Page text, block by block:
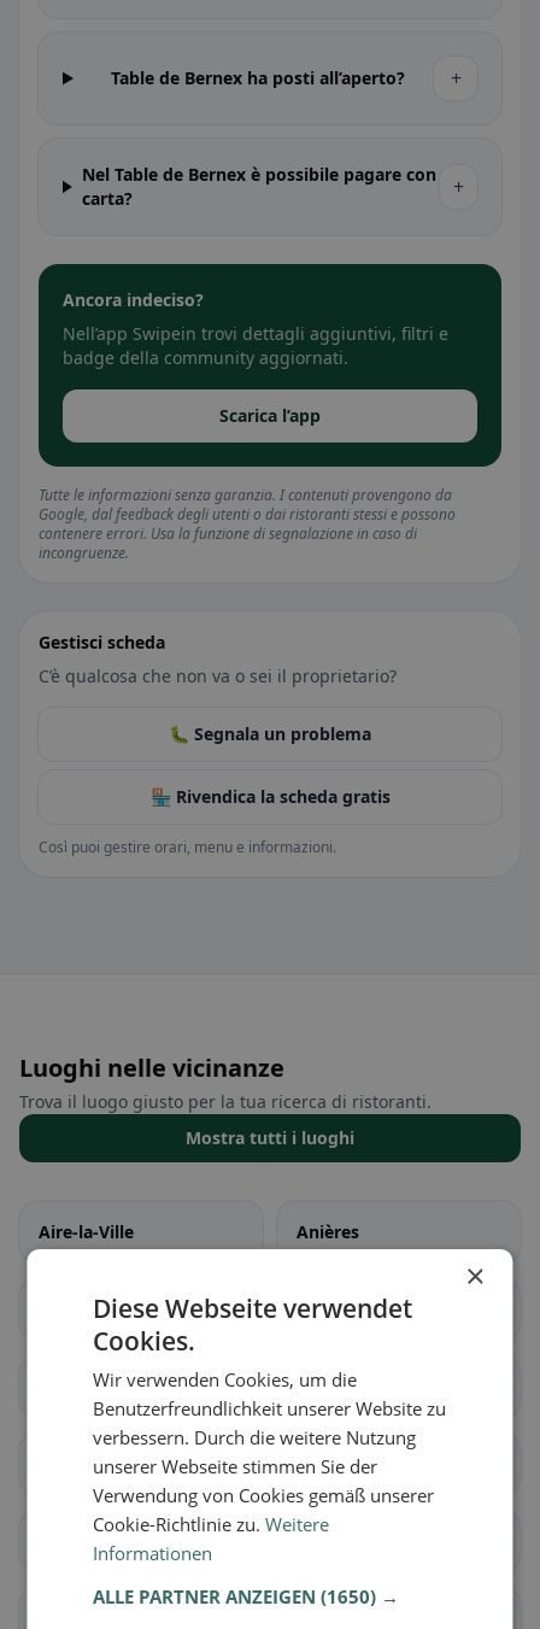
Table de Bernex ha posti all’aperto? +
Nel Table de Bernex è possibile pagare con
carta?
+
Ancora indeciso?
Nell’app Swipein trovi dettagli aggiuntivi, filtri e
badge della community aggiornati.
Scarica l’app
Tutte le informazioni senza garanzia. I contenuti provengono da
Google, dal feedback degli utenti o dai ristoranti stessi e possono
contenere errori. Usa la funzione di segnalazione in caso di
incongruenze.
Gestisci scheda
C’è qualcosa che non va o sei il proprietario?
🐛 Segnala un problema
🏪 Rivendica la scheda gratis
Così puoi gestire orari, menu e informazioni.
Luoghi nelle vicinanze
Trova il luogo giusto per la tua ricerca di ristoranti.
Mostra tutti i luoghi
Aire-la-Ville Anières
Avusy
Bardonnex Bellevue
Bernex Carouge (GE)
×
Diese Webseite verwendet
Cookies.
Wir verwenden Cookies, um die
Benutzerfreundlichkeit unserer Website zu
verbessern. Durch die weitere Nutzung
unserer Webseite stimmen Sie der
Verwendung von Cookies gemäß unserer
Cookie-Richtlinie zu.Weitere
Informationen
ALLE PARTNER ANZEIGEN(1650) →